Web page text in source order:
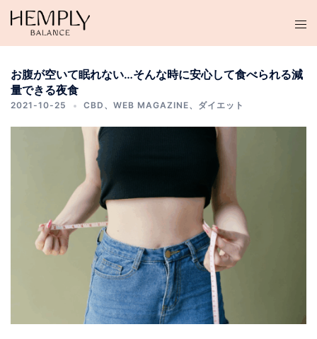
テ
お腹が空いて眠れない…そんな時に安心して食べられる減
量できる夜食
2021-10-25 CBD 、 WEB MAGAZINE、 ダイエット